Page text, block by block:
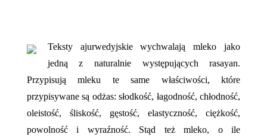
Teksty ajurwedyjskie wychwalają mleko jako
jedną z naturalnie występujących rasayan.
Przypisują mleku te same właściwości, które
przypisywane są odżas: słodkość, łagodność, chłodność,
oleistość, śliskość, gęstość, elastyczność, ciężkość,
powolność i wyraźność. Stąd też mleko, o ile